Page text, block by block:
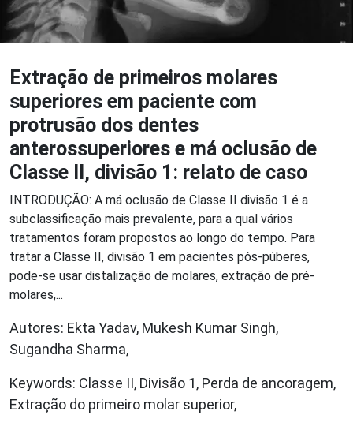
Extração de primeiros molares
superiores em paciente com
protrusão dos dentes
anterossuperiores e má oclusão de
Classe II, divisão 1: relato de caso
INTRODUÇÃO: A má oclusão de Classe II divisão 1 é a
subclassificação mais prevalente, para a qual vários
tratamentos foram propostos ao longo do tempo. Para
tratar a Classe II, divisão 1 em pacientes pós-púberes,
pode-se usar distalização de molares, extração de pré-
molares,...
Autores: Ekta Yadav, Mukesh Kumar Singh,
Sugandha Sharma,
Keywords: Classe II, Divisão 1, Perda de ancoragem,
Extração do primeiro molar superior,